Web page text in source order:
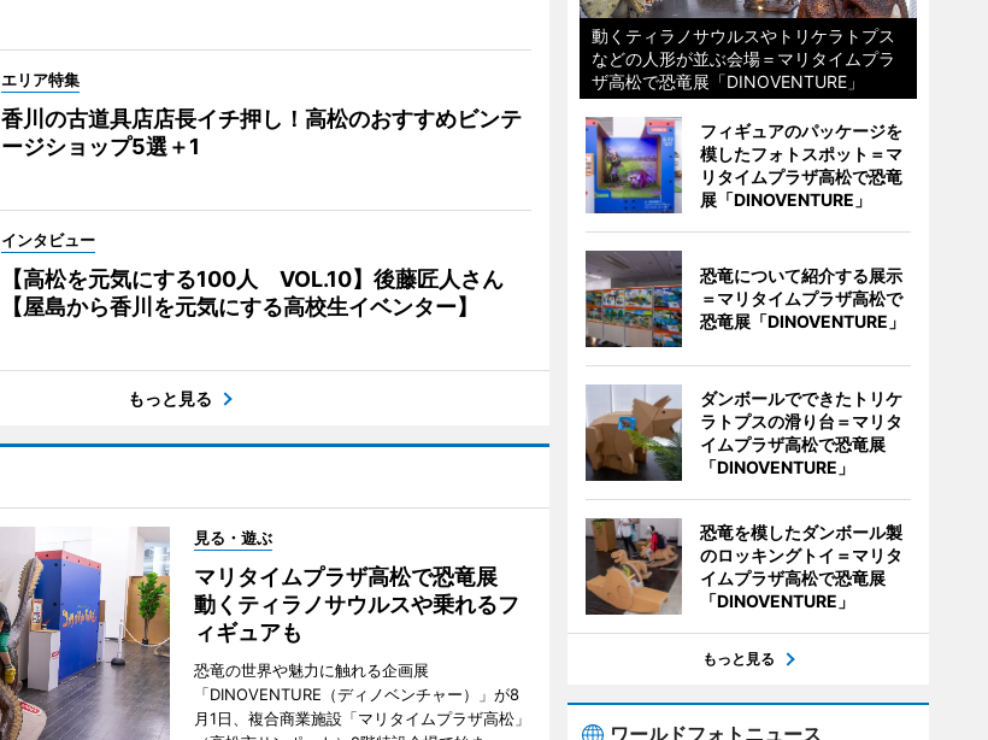
エリア特集
香川の古道具店店長イチ押し！高松のおすすめビンテ
ージショップ5選＋1
インタビュー
【高松を元気にする100人 VOL.10】後藤匠人さん
【屋島から香川を元気にする高校生イベンター】
もっと見る
見る・遊ぶ
マリタイムプラザ高松で恐竜展
動くティラノサウルスや乗れるフ
ィギュアも
恐竜の世界や魅力に触れる企画展
「DINOVENTURE（ディノベンチャー）」が8
月1日、複合商業施設「マリタイムプラザ高松」
動くティラノサウルスやトリケラトプス
などの人形が並ぶ会場＝マリタイムプラ
ザ高松で恐竜展「DINOVENTURE」
フィギュアのパッケージを
模したフォトスポット＝マ
リタイムプラザ高松で恐竜
展「DINOVENTURE」
恐竜について紹介する展示
＝マリタイムプラザ高松で
恐竜展「DINOVENTURE」
ダンボールでできたトリケ
ラトプスの滑り台＝マリタ
イムプラザ高松で恐竜展
「DINOVENTURE」
恐竜を模したダンボール製
のロッキングトイ＝マリタ
イムプラザ高松で恐竜展
「DINOVENTURE」
もっと見る
ワールドフォトニュース